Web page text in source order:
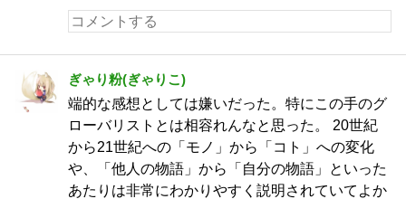
ぎゃり粉(ぎゃりこ)
端的な感想としては嫌いだった。特にこの手のグ
ローバリストとは相容れんなと思った。 20世紀
から21世紀への「モノ」から「コト」への変化
や、「他人の物語」から「自分の物語」といった
あたりは非常にわかりやすく説明されていてよか